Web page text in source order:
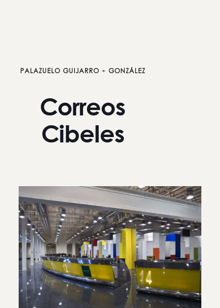
PALAZUELO GUIJARRO + GONZÁLEZ
Correos
Cibeles